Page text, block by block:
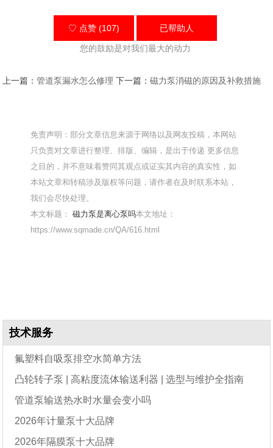
♡ 点赞 (107) 已帮助 人
您的鼓励是对我们最大的动力
上一篇：管道泵漏水怎么修理 下一篇：磁力泵消磁的原因及补救措施
免责声明：部分文章信息来源于网络以及网友投稿，本网站
只负责对文章进行整理、排版、编辑，是出于传递 更多信息
之目的，并不意味着赞同其观点或证实其内容的真实性，如
本站文章和转稿涉及版权等问题，请作者在及时联系本站，
我们会尽快处理。
本文标题：磁力泵是离心泵吗本文地址：
https://www.sqmade.cn/QA/616.html
技术服务
氟塑料自吸泵排空水简单方法
凸轮转子泵 | 高粘度流体输送利器 | 选型与维护全指南
管道泵输送热水时水量会变小吗
2026年计量泵十大品牌
2026年隔膜泵十大品牌